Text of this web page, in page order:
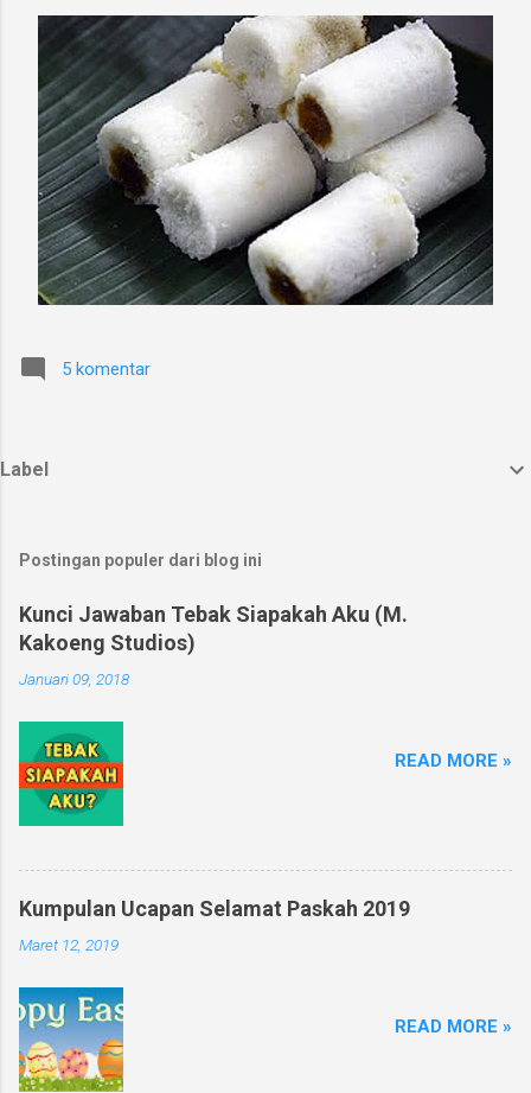
5 komentar
Label
Postingan populer dari blog ini
Kunci Jawaban Tebak Siapakah Aku (M.
Kakoeng Studios)
Januari 09, 2018
READ MORE »
Kumpulan Ucapan Selamat Paskah 2019
Maret 12, 2019
READ MORE »